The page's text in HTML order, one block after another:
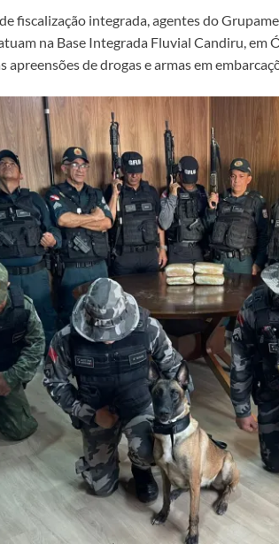
fiscalização integrada, agentes do
na Base Integrada Fluvial Candiru, em
apreensões de drogas e armas em